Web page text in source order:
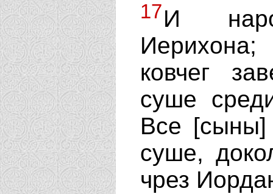
17И
ковчег
суше
Все [сыны]
суше,
чрез